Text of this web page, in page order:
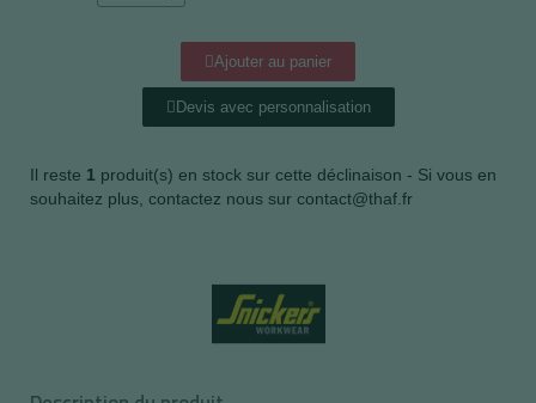
Ajouter au panier
Devis avec personnalisation
Il reste 1 produit(s) en stock sur cette déclinaison - Si vous en
souhaitez plus, contactez nous sur contact@thaf.fr